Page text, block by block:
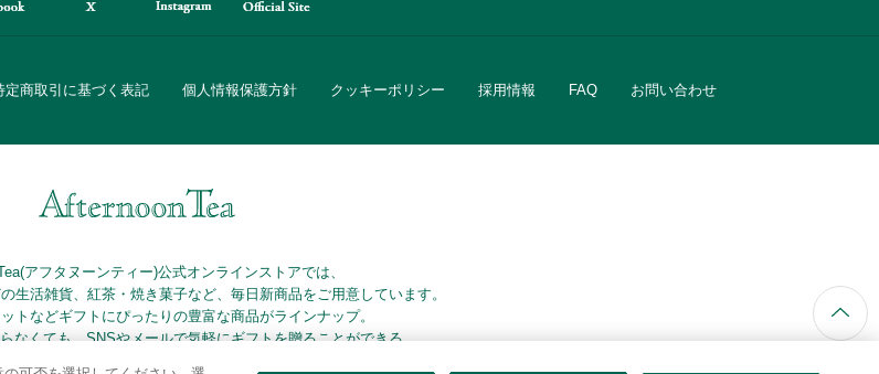
定商取引に基づく表記 個人情報保護方針 クッキーポリシー 採用情報 FAQ お問い合わせ
アフタヌーンティー)公式オンラインストアでは、
生活雑貨、紅茶・焼き菓子など、毎日新商品をご用意しています。
トなどギフトにぴったりの豊富な商品がラインナップ。
なくても、SNSやメールで気軽にギフトを贈ることができる